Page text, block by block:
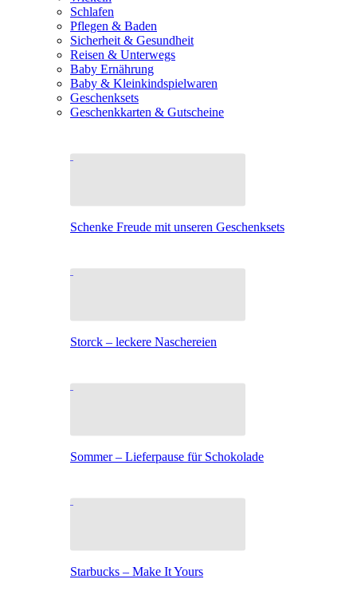
Schlafen
Pflegen & Baden
Sicherheit & Gesundheit
Reisen & Unterwegs
Baby Ernährung
Baby & Kleinkindspielwaren
Geschenksets
Geschenkkarten & Gutscheine
Schenke Freude mit unseren Geschenksets
Storck – leckere Naschereien
Sommer – Lieferpause für Schokolade
Starbucks – Make It Yours